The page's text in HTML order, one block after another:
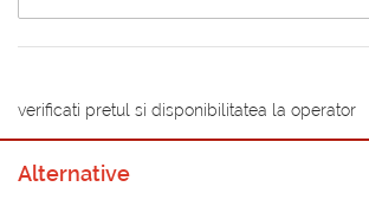
verificati pretul si disponibilitatea la operator
Alternative